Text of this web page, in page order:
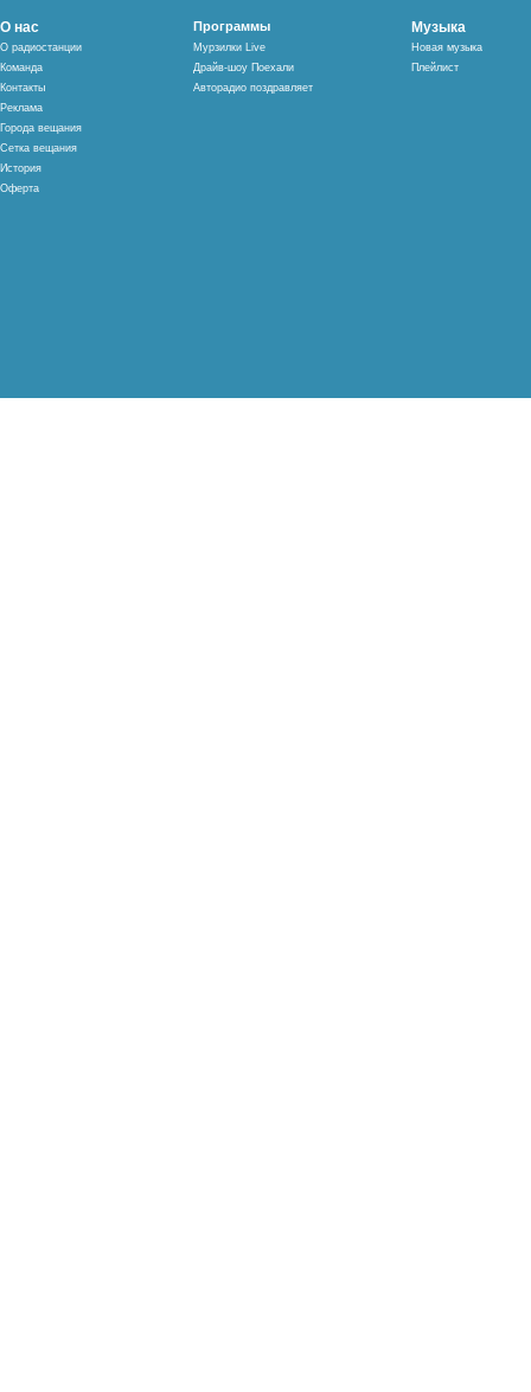
О нас
О радиостанции
Команда
Контакты
Реклама
Города вещания
Сетка вещания
История
Оферта
Программы
Мурзилки Live
Драйв-шоу Поехали
Авторадио поздравляет
Музыка
Новая музыка
Плейлист